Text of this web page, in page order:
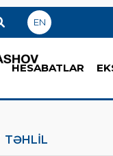
EN
HESABATLAR
TƏHLİL